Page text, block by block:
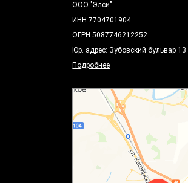
ООО "Элси"
ИНН 7704701904
ОГРН 5087746212252
Юр. адрес: Зубовский бульвар 13
Подробнее